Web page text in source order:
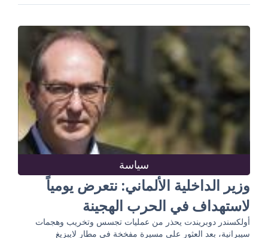
سياسة
وزير الداخلية الألماني: نتعرض يومياً
لاستهداف في الحرب الهجينة
أولكسندر دوبريندت يحذر من عمليات تجسس وتخريب وهجمات
سيبرانية، بعد العثور على مسيرة مفخخة في مطار لايبزيغ